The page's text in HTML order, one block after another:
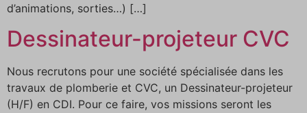
d’animations, sorties…) […]
Dessinateur-projeteur CVC
Nous recrutons pour une société spécialisée dans les
travaux de plomberie et CVC, un Dessinateur-projeteur
(H/F) en CDI. Pour ce faire, vos missions seront les